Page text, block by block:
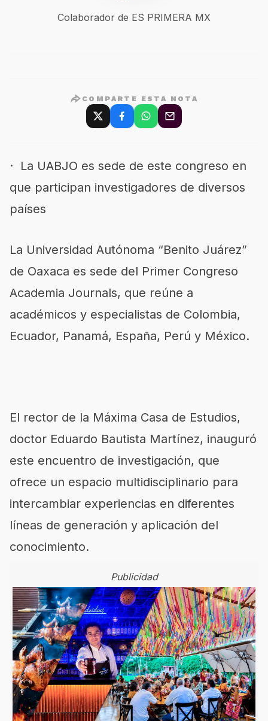
Colaborador de ES PRIMERA MX
COMPARTE ESTA NOTA
· La UABJO es sede de este congreso en
que participan investigadores de diversos
países
La Universidad Autónoma “Benito Juárez”
de Oaxaca es sede del Primer Congreso
Academia Journals, que reúne a
académicos y especialistas de Colombia,
Ecuador, Panamá, España, Perú y México.
El rector de la Máxima Casa de Estudios,
doctor Eduardo Bautista Martínez, inauguró
este encuentro de investigación, que
ofrece un espacio multidisciplinario para
intercambiar experiencias en diferentes
líneas de generación y aplicación del
conocimiento.
Publicidad